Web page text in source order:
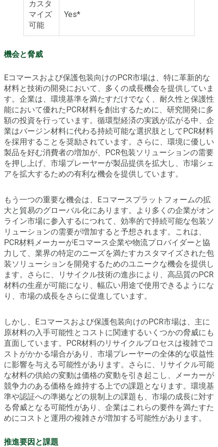
カスタ
マイズ
可能
Yes*
機会と脅威
Eコマースおよび保護包装向けのPCR市場は、特に革新的な
材料と技術の開発において、多くの成長機会を提供していま
す。企業は、環境基準を満たすだけでなく、耐久性と保護性
能において優れたPCR材料を創出するために、研究開発に多
額の投資を行っています。循環型経済の実践が広がる中、企
業はバージン材料に代わる持続可能な選択肢としてPCR材料
を採用することを奨励されています。さらに、環境に優しい
製品を好む消費者の増加が、PCR包装ソリューションの需要
を押し上げ、市場プレーヤーが製品提供を拡大し、市場シェ
アを拡大するための有利な機会を提供しています。
もう一つの重要な機会は、Eコマースプラットフォームの拡
大と貿易のグローバル化にあります。より多くの企業がオン
ライン市場に参入するにつれて、効率的で持続可能な包装ソ
リューションの需要が増加すると予想されます。これは、
PCR材料メーカーがEコマース企業や物流プロバイダーと協
力して、業界の特定のニーズを満たすカスタマイズされた包
装ソリューションを開発するためのユニークな機会を提供し
ます。さらに、リサイクル技術の進歩により、高品質のPCR
材料の生産が可能になり、幅広い用途で使用できるようにな
り、市場の成長をさらに促進しています。
しかし、Eコマースおよび保護包装向けのPCR市場は、主に
原材料の入手可能性とコストに関連するいくつかの脅威にも
直面しています。PCR材料のリサイクルプロセスは複雑でコ
ストがかかる場合があり、市場プレーヤーの全体的な収益性
に影響を与える可能性があります。さらに、リサイクル可能
な材料の供給の変動は価格の変動を引き起こし、メーカーが
競争力のある価格を維持する上での課題となります。環境基
準や認証への準拠などの規制上の課題も、市場の成長に対す
る脅威となる可能性があり、企業はこれらの要件を満たすた
めにコストと運用の複雑さが増加する可能性があります。
推進要因と課題